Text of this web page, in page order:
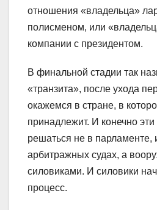
отношения «владельца»
полисменом, или
компании с президентом.
В финальной стадии так
«транзита», после ухода
окажемся в стране, в
принадлежит. И конечно
решаться не в парламенте,
арбитражных судах, а
силовиками. И силовики
процесс.